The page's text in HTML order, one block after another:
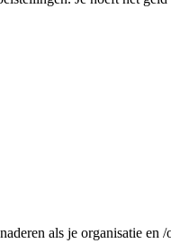
als je organisatie